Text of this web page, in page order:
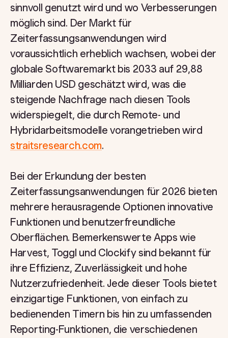
sinnvoll genutzt wird und wo Verbesserungen
möglich sind. Der Markt für
Zeiterfassungsanwendungen wird
voraussichtlich erheblich wachsen, wobei der
globale Softwaremarkt bis 2033 auf 29,88
Milliarden USD geschätzt wird, was die
steigende Nachfrage nach diesen Tools
widerspiegelt, die durch Remote- und
Hybridarbeitsmodelle vorangetrieben wird
straitsresearch.com.
Bei der Erkundung der besten
Zeiterfassungsanwendungen für 2026 bieten
mehrere herausragende Optionen innovative
Funktionen und benutzerfreundliche
Oberflächen. Bemerkenswerte Apps wie
Harvest, Toggl und Clockify sind bekannt für
ihre Effizienz, Zuverlässigkeit und hohe
Nutzerzufriedenheit. Jede dieser Tools bietet
einzigartige Funktionen, von einfach zu
bedienenden Timern bis hin zu umfassenden
Reporting-Funktionen, die verschiedenen